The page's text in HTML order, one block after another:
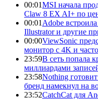
00:01MSI начала
Claw 8 EX AI+ по
00:01 Adobe
Illustrator и другие
00:00ViewSonic
монитор с 4K и
23:59В сеть попала
миллиардами
23:58Nothing
бренд намекнул на
23:52CatchCat для